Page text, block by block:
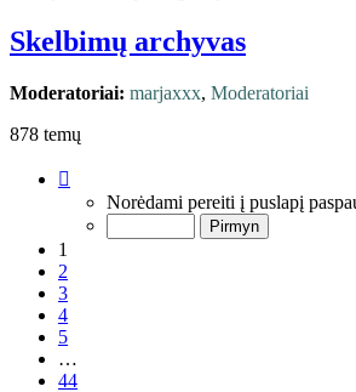
Skelbimų archyvas
Moderatoriai: marjaxxx, Moderatoriai
878 temų
Norėdami pereiti į puslapį
1
2
3
4
5
…
44